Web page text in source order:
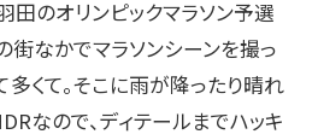
田のオリンピックマラソン予選
街なかでマラソンシーンを撮っ
多くて。そこに雨が降ったり晴れ
なので、ディテールまでハッキ